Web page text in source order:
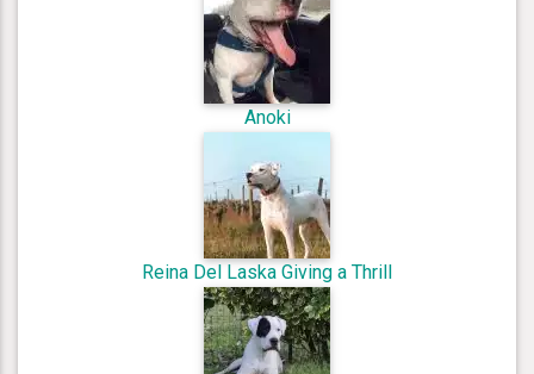
Anoki
Reina Del Laska Giving a Thrill